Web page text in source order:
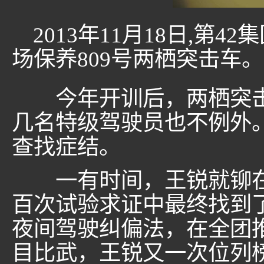
2013年11月18日,第42
场保养809号两栖突击车
今年开训后，两栖突
几名特级驾驶员也不例外
查找症结。
一有时间，王锐就铆
百次试验求证中最终找到
夜间驾驶纠偏法，在全团
目比武，王锐又一次位列